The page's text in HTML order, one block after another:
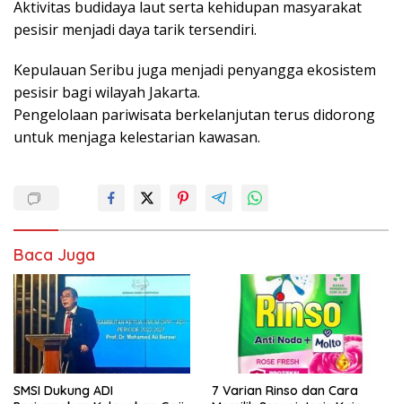
Aktivitas budidaya laut serta kehidupan masyarakat
pesisir menjadi daya tarik tersendiri.
Kepulauan Seribu juga menjadi penyangga ekosistem
pesisir bagi wilayah Jakarta.
Pengelolaan pariwisata berkelanjutan terus didorong
untuk menjaga kelestarian kawasan.
Baca Juga
SMSI Dukung ADI
7 Varian Rinso dan Cara